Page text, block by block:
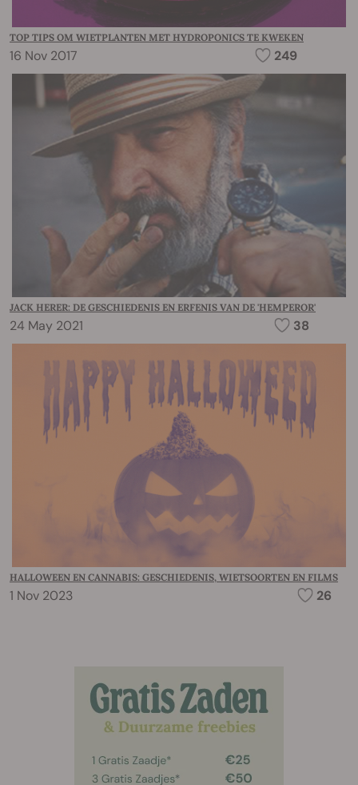
TOP TIPS OM WIETPLANTEN MET HYDROPONICS TE KWEKEN
16 Nov 2017 249
JACK HERER: DE GESCHIEDENIS EN ERFENIS VAN DE 'HEMPEROR'
24 May 2021 38
HALLOWEEN EN CANNABIS: GESCHIEDENIS, WIETSOORTEN EN FILMS
1 Nov 2023 26